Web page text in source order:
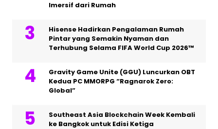
Imersif dari Rumah
Hisense Hadirkan Pengalaman Rumah
Pintar yang Semakin Nyaman dan
Terhubung Selama FIFA World Cup 2026™
Gravity Game Unite (GGU) Luncurkan OBT
Kedua PC MMORPG “Ragnarok Zero:
Global”
Southeast Asia Blockchain Week Kembali
ke Bangkok untuk Edisi Ketiga